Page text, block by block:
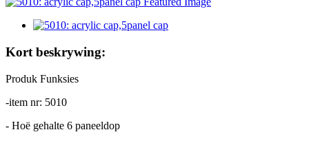
Kort beskrywing:
Produk Funksies
-item nr: 5010
- Hoë gehalte 6 paneeldop